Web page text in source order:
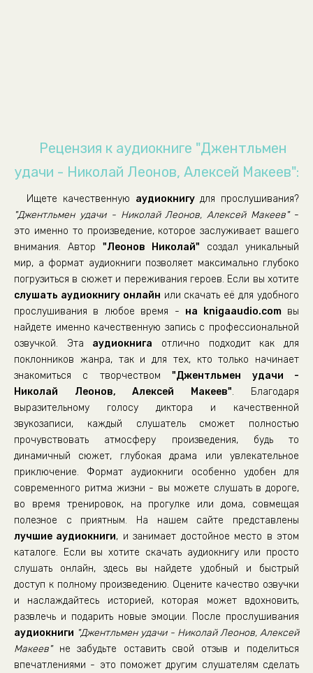
Рецензия к аудиокниге "Джентльмен
удачи - Николай Леонов, Алексей Макеев":
Ищете качественную аудиокнигудля прослушивания?
"Джентльмен удачи - Николай Леонов, Алексей Макеев"-
это именно то произведение, которое заслуживает вашего
внимания. Автор "Леонов Николай" создал уникальный
мир, а формат аудиокниги позволяет максимально глубоко
погрузиться в сюжет и переживания героев. Если вы хотите
слушать аудиокнигу онлайн или скачать её для удобного
прослушивания в любое время - на knigaaudio.comвы
найдете именно качественную запись с профессиональной
озвучкой. Эта аудиокнига отлично подходит как для
поклонников жанра, так и для тех, кто только начинает
знакомиться с творчеством"Джентльмен удачи -
Николай Леонов, Алексей Макеев". Благодаря
выразительному голосу диктора и качественной
звукозаписи, каждый слушатель сможет полностью
прочувствовать атмосферу произведения, будь то
динамичный сюжет, глубокая драма или увлекательное
приключение. Формат аудиокниги особенно удобен для
современного ритма жизни - вы можете слушать в дороге,
во время тренировок, на прогулке или дома, совмещая
полезное с приятным. На нашем сайте представлены
лучшие аудиокниги, и занимает достойное место в этом
каталоге. Если вы хотите скачать аудиокнигу или просто
слушать онлайн, здесь вы найдете удобный и быстрый
доступ к полному произведению. Оцените качество озвучки
и наслаждайтесь историей, которая может вдохновить,
развлечь и подарить новые эмоции. После прослушивания
аудиокниги "Джентльмен удачи - Николай Леонов, Алексей
Макеев"не забудьте оставить свой отзыв и поделиться
впечатлениями - это поможет другим слушателям сделать